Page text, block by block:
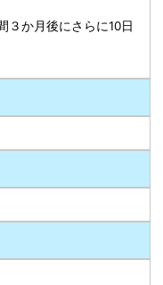
３か月後にさらに10日